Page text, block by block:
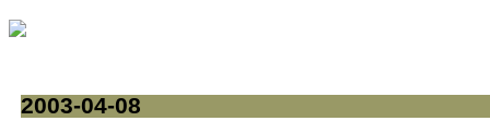
2003-04-08